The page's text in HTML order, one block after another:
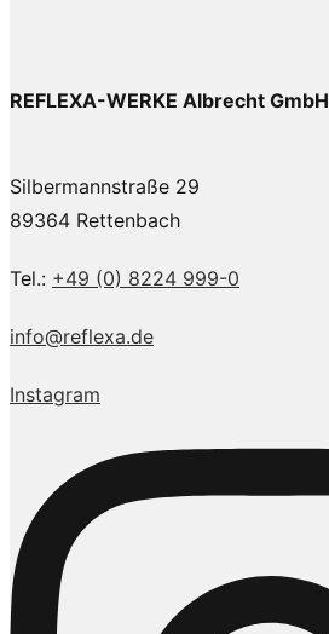
REFLEXA-WERKE Albrecht GmbH
Silbermannstraße 29
89364 Rettenbach
Tel.: +49 (0) 8224 999-0
info@reflexa.de
Instagram